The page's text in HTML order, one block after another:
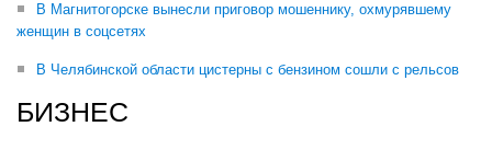
В Магнитогорске вынесли приговор мошеннику, охмурявшему
женщин в соцсетях
В Челябинской области цистерны с бензином сошли с рельсов
БИЗНЕС